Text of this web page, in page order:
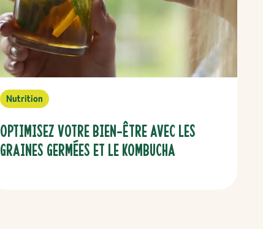
Nutrition
Optimisez votre bien-être avec les
graines germées et le kombucha